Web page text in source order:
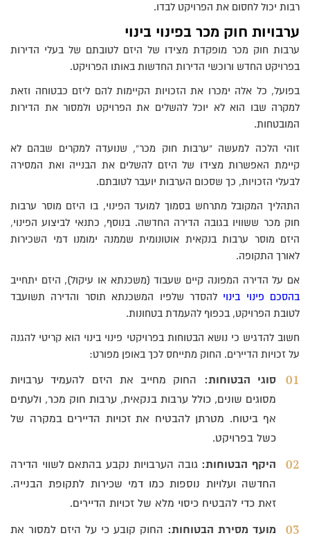
רבות יכול לחסום את הפרויקט לבדו.
ערבויות חוק מכר בפינוי בינוי
ערבות חוק מכר מופקדת מצידו של היזם לטובתם של בעלי הדירות
בפרויקט החדש ורוכשי הדירות החדשות באותו הפרויקט.
בפועל, כל אלה ימכרו את הזכויות הקיימות להם ליזם כבטוחה וזאת
למקרה שבו הוא לא יוכל להשלים את הפרויקט ולמסור את הדירות
המובטחות.
זוהי הלכה למעשה “ערבות חוק מכר”, שנועדה למקרים שבהם לא
קיימת האפשרות מצידו של היזם להשלים את הבנייה ואת המסירה
לבעלי הזכויות, כך שסכום הערבות יועבר לטובתם.
התהליך המקובל מתרחש בסמוך למועד הפינוי, בו היזם מוסר ערבות
חוק מכר ששוויו בגובה הדירה החדשה. בנוסף, כתנאי לביצוע הפינוי,
היזם מוסר ערבות בנקאית אוטונומית שממנה ימומנו דמי השכירות
לאורך התקופה.
אם על הדירה המפונה קיים שעבוד (משכנתא או עיקול), היזם יתחייב
בהסכם פינוי בינוי להסדר שלפיו המשכנתא תוסר והדירה תשועבד
לטובת הפרויקט, בכפוף להעמדת בטחונות.
חשוב להדגיש כי נושא הבטוחות בפרויקטי פינוי בינוי הוא קריטי להגנה
על זכויות הדיירים. החוק מתייחס לכך באופן מפורט:
סוגי הבטוחות: החוק מחייב את היזם להעמיד ערבויות
מסוגים שונים, כולל ערבות בנקאית, ערבות חוק מכר, ולעתים
אף ביטוח. מטרתן להבטיח את זכויות הדיירים במקרה של
כשל בפרויקט.
היקף הבטוחות: גובה הערבויות נקבע בהתאם לשווי הדירה
החדשה ועלויות נוספות כמו דמי שכירות לתקופת הבנייה.
זאת כדי להבטיח כיסוי מלא של זכויות הדיירים.
מועד מסירת הבטוחות: החוק קובע כי על היזם למסור את